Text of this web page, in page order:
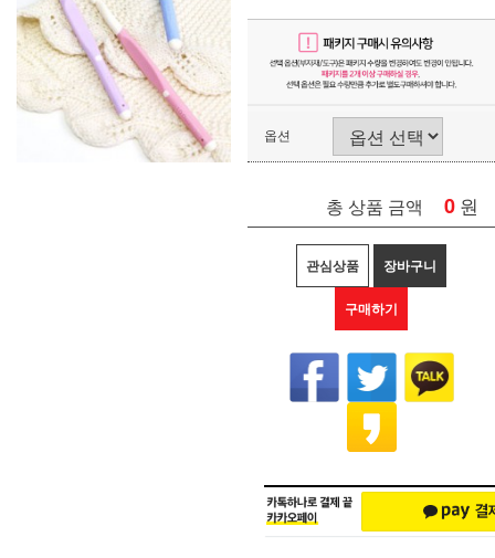
옵션
총 상품 금액 0 원
관심상품 장바구니
구매하기